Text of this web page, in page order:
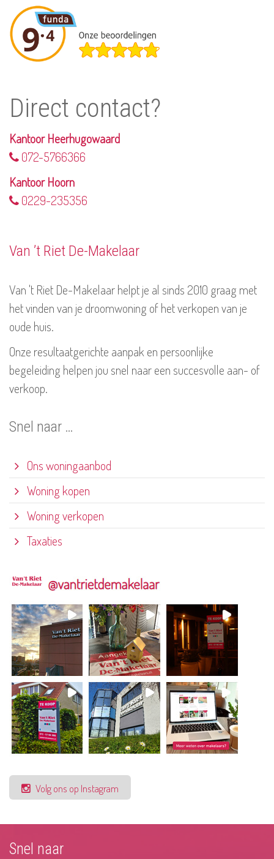
Direct contact?
Kantoor Heerhugowaard
072-5766366
Kantoor Hoorn
0229-235356
Van ’t Riet De-Makelaar
Van 't Riet De-Makelaar helpt je al sinds 2010 graag met
het vinden van je droomwoning of het verkopen van je
oude huis.
Onze resultaatgerichte aanpak en persoonlijke
begeleiding helpen jou snel naar een succesvolle aan- of
verkoop.
Snel naar …
Ons woningaanbod
Woning kopen
Woning verkopen
Taxaties
Volg ons op Instagram
Snel naar